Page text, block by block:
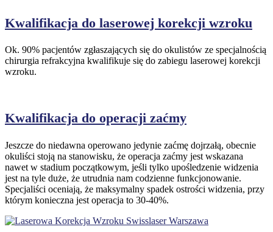
Kwalifikacja do laserowej korekcji wzroku
Ok. 90% pacjentów zgłaszających się do okulistów ze specjalnością
chirurgia refrakcyjna kwalifikuje się do zabiegu laserowej korekcji
wzroku.
Kwalifikacja do operacji zaćmy
Jeszcze do niedawna operowano jedynie zaćmę dojrzałą, obecnie
okuliści stoją na stanowisku, że operacja zaćmy jest wskazana
nawet w stadium początkowym, jeśli tylko upośledzenie widzenia
jest na tyle duże, że utrudnia nam codzienne funkcjonowanie.
Specjaliści oceniają, że maksymalny spadek ostrości widzenia, przy
którym konieczna jest operacja to 30-40%.